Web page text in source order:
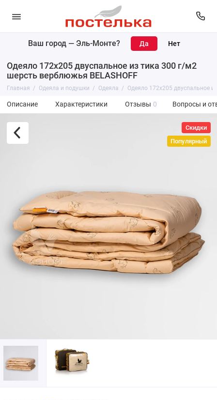
Ваш город — Эль-Монте?
Одеяло 172х205 двуспальное из тика 300 г/м2
шерсть верблюжья BELASHOFF
Главная Одеяла и подушки Одеяла Одеяло 172х205 двуспальное
Описание Характеристики Отзывы 0 Вопросы и
Скидки
Популярный